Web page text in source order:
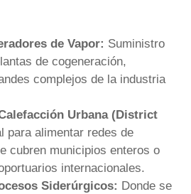
de Vapor: Suministro
de cogeneración,
complejos de la industria
Urbana (District
para alimentar redes de
cubren municipios enteros o
internacionales.
Siderúrgicos: Donde se